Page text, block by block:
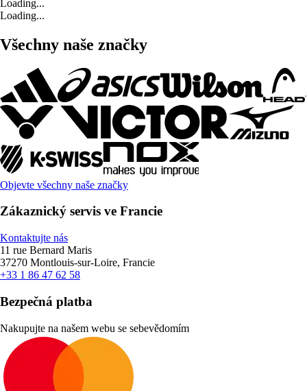
Loading...
Loading...
Všechny naše značky
Objevte všechny naše značky
Zákaznický servis ve Francie
Kontaktujte nás
11 rue Bernard Maris
37270 Montlouis-sur-Loire, Francie
+33 1 86 47 62 58
Bezpečná platba
Nakupujte na našem webu se sebevědomím